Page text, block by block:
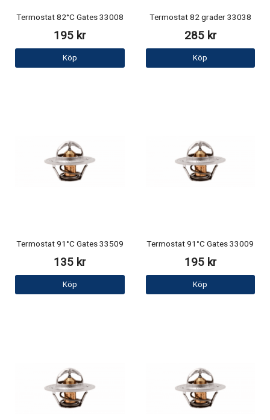
Termostat 82°C Gates 33008
195 kr
Köp
Termostat 82 grader 33038
285 kr
Köp
Termostat 91°C Gates 33509
135 kr
Köp
Termostat 91°C Gates 33009
195 kr
Köp